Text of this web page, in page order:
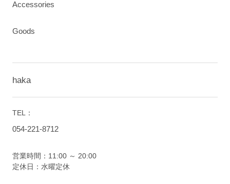
Accessories
Goods
haka
TEL：
054-221-8712
営業時間：11:00 ～ 20:00
定休日：水曜定休